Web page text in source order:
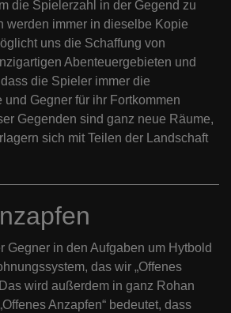
die Spielerzahl in der Gegend zu
werden immer in dieselbe Kopie
uns die Schaffung von
Abenteuergebieten und
die Spieler immer die
Gegner für ihr Fortkommen
Gegenden sind ganz neue Räume,
sich mit Teilen der Landschaft
Gegner in den Aufgaben um Hytbold
das wir „Offenes
wird außerdem in ganz Rohan
Anzapfen“ bedeutet, dass